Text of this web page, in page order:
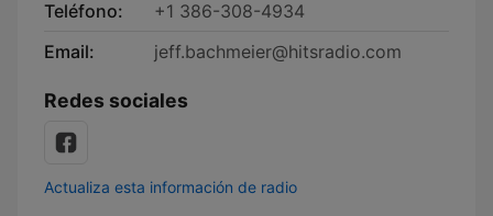
Teléfono:
+1 386-308-4934
Email:
jeff.bachmeier@hitsradio.com
Redes sociales
Actualiza esta información de radio